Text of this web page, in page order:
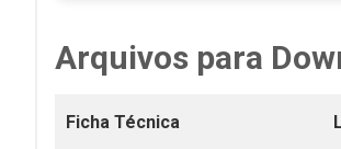
Arquivos para
Ficha Técnica